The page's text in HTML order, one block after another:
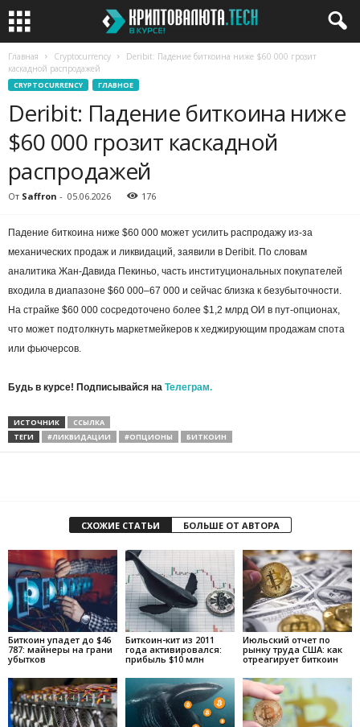
Главная Cryptocurrency
Deribit: Падение биткоина ниже $60 000 грозит
каскадной распродажей
CRYPTOCURRENCY ГЛАВНОЕ
Deribit: Падение биткоина ниже
$60 000 грозит каскадной
распродажей
От Saffron - 05.06.2026 176
Падение биткоина ниже $60 000 может усилить распродажу из-за
механических продаж и ликвидаций, заявили в Deribit. По словам
аналитика Жан-Давида Пекиньо, часть институциональных покупателей
входила в диапазоне $60 000–67 000 и сейчас близка к безубыточности.
На страйке $60 000 сосредоточено более $1,2 млрд ОИ в пут-опционах,
что может подтолкнуть маркетмейкеров к хеджирующим продажам спота
или фьючерсов.
Будь в курсе! Подписывайся на Телеграм.
ИСТОЧНИК
ССЫЛКА
ТЕГИ
#ЛИКВИДАЦИИ #ОПЦИОНЫ БИТКОИН
СХОЖИЕ СТАТЬИ БОЛЬШЕ ОТ АВТОРА
Биткоин упадет до $46
787: майнеры на грани
убытков
Биткоин-кит из 2011
года активировался:
прибыль $10 млн
Июльский отчет по
рынку труда США: как
отреагирует биткоин